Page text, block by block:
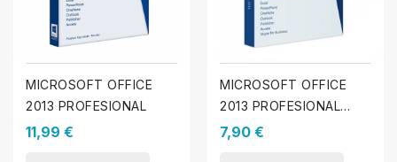
MICROSOFT OFFICE
2013 PROFESIONAL
11,99 €
MICROSOFT OFFICE
2013 PROFESIONAL
PLUS
7,90 €